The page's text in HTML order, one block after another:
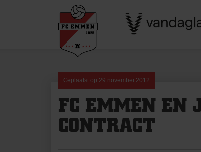
Geplaatst op 29 november 2012
FC EMMEN EN
CONTRACT